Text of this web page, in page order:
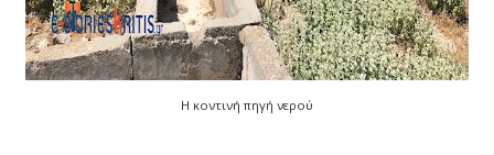
Η κοντινή πηγή νερού